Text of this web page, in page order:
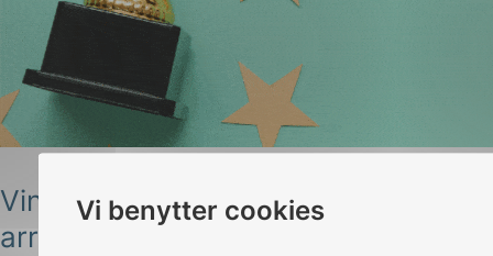
Vi benytter cookies
Vinn en gratis billett til NEK-
arrangement!